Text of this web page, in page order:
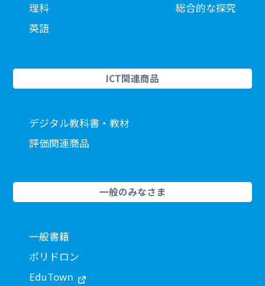
理科
英語
総合的な探究
ICT関連商品
デジタル教科書・教材
評価関連商品
一般のみなさま
一般書籍
ポリドロン
EduTown